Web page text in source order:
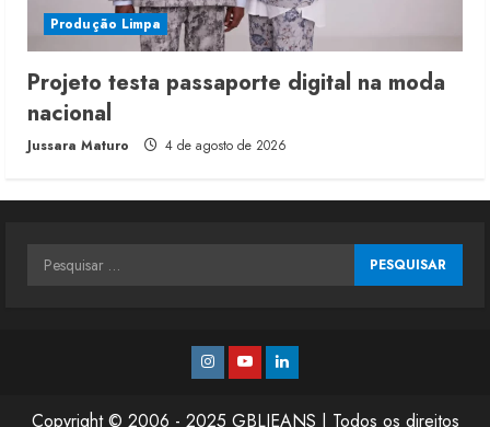
Produção Limpa
Projeto testa passaporte digital na moda
nacional
Jussara Maturo 4 de agosto de 2026
Pesquisar
Instagram
YoutubeLinkedin
Copyright © 2006 - 2025 GBLJEANS | Todos os direitos